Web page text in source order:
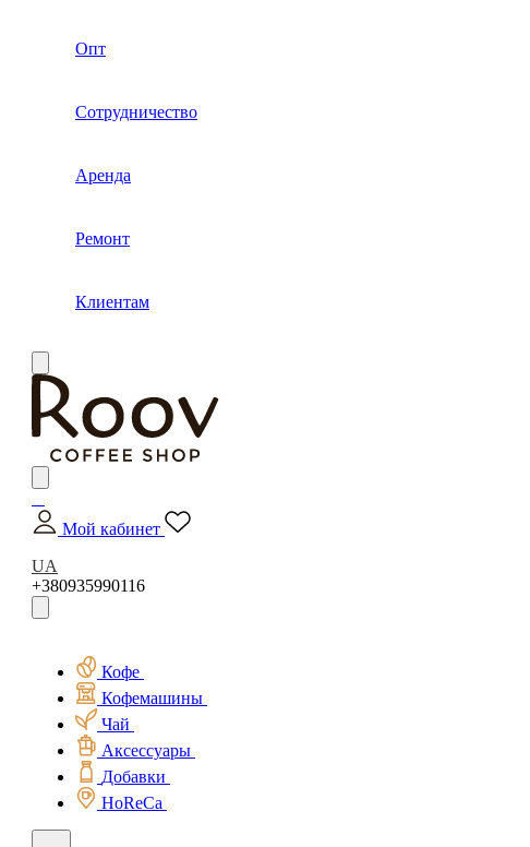
Опт
Сотрудничество
Аренда
Ремонт
Клиентам
Мой кабинет
UA
+380935990116
Кофе
Кофемашины
Чай
Аксессуары
Добавки
HoReCa